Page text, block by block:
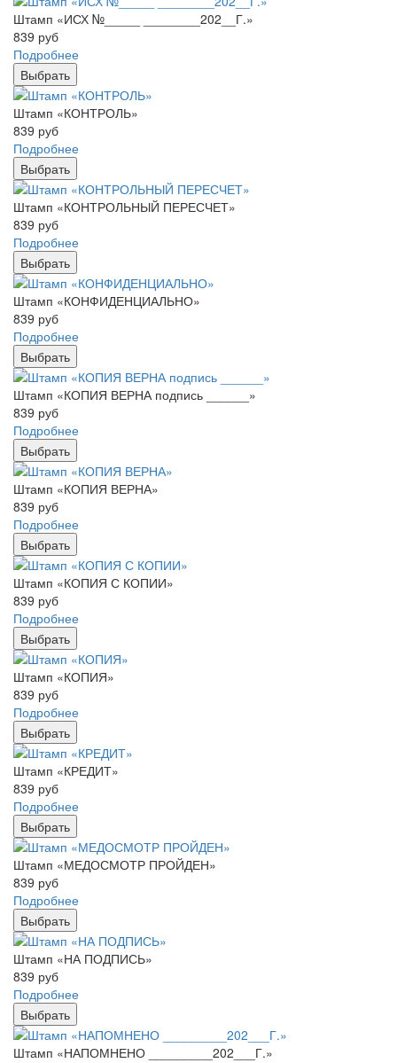
Штамп «ИСХ №_____ ________202__Г.»
839 руб
Подробнее
Выбрать
Штамп «КОНТРОЛЬ»
839 руб
Подробнее
Выбрать
Штамп «КОНТРОЛЬНЫЙ ПЕРЕСЧЕТ»
839 руб
Подробнее
Выбрать
Штамп «КОНФИДЕНЦИАЛЬНО»
839 руб
Подробнее
Выбрать
Штамп «КОПИЯ ВЕРНА подпись ______»
839 руб
Подробнее
Выбрать
Штамп «КОПИЯ ВЕРНА»
839 руб
Подробнее
Выбрать
Штамп «КОПИЯ С КОПИИ»
839 руб
Подробнее
Выбрать
Штамп «КОПИЯ»
839 руб
Подробнее
Выбрать
Штамп «КРЕДИТ»
839 руб
Подробнее
Выбрать
Штамп «МЕДОСМОТР ПРОЙДЕН»
839 руб
Подробнее
Выбрать
Штамп «НА ПОДПИСЬ»
839 руб
Подробнее
Выбрать
Штамп «НАПОМНЕНО _________202___Г.»